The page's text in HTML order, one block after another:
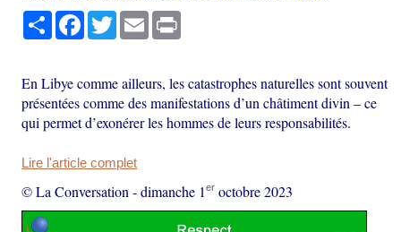
PartagerFacebook
TwitterEmail
En Libye comme ailleurs, les catastrophes naturelles sont souvent
présentées comme des manifestations d’un châtiment divin – ce
qui permet d’exonérer les hommes de leurs responsabilités.
Lire l'article complet
© La Conversation -dimanche 1er octobre 2023